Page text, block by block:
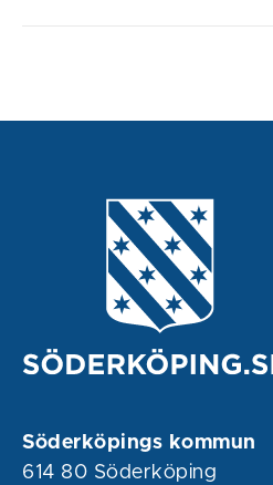
Söderköpings kommun
614 80 Söderköping